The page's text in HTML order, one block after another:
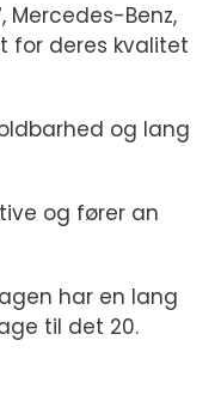
Mercedes-Benz,
for deres kvalitet
og lang
og fører an
har en lang
til det 20.